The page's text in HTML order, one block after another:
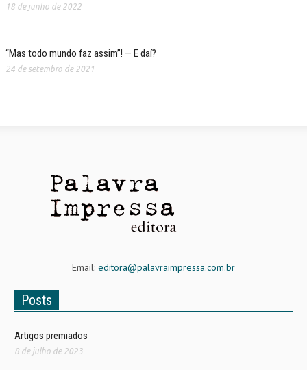
18 de junho de 2022
“Mas todo mundo faz assim”! — E daí?
24 de setembro de 2021
Email: editora@palavraimpressa.com.br
Posts
Artigos premiados
8 de julho de 2023